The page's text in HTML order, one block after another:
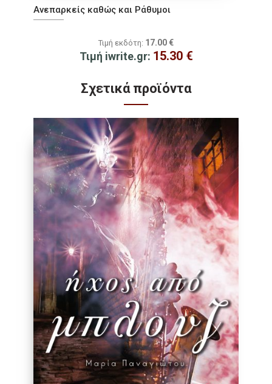
Ανεπαρκείς καθώς και Ράθυμοι
Τιμή εκδότη: 17.00 €
Τιμή iwrite.gr: 15.30 €
Σχετικά προϊόντα